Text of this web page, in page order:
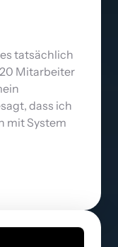
tatsächlich
Mitarbeiter
dass ich
mit System